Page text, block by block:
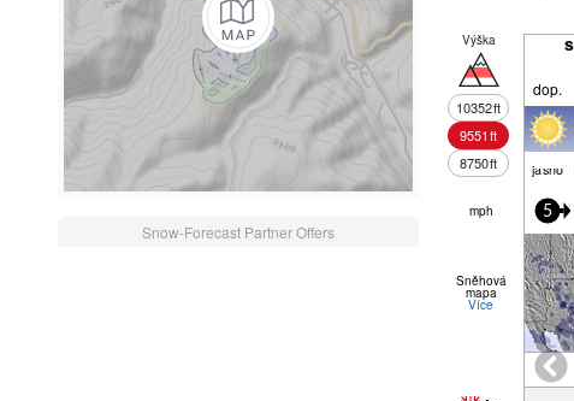
Snow-Forecast Partner Offers
Výška
10352ft
9551ft
8750ft
dop.
jasno
mph 5
Sněhová
mapa
Více